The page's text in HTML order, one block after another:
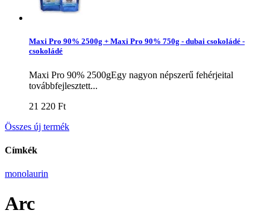
Maxi Pro 90% 2500g + Maxi Pro 90% 750g - dubai csokoládé -
csokoládé
Maxi Pro 90% 2500gEgy nagyon népszerű fehérjeital
továbbfejlesztett...
21 220 Ft‎
Összes új termék
Címkék
monolaurin
Arc